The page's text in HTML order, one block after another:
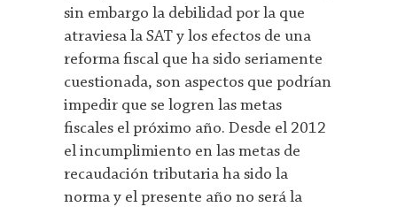
sin embargo la debilidad por la que
atraviesa la SAT y los efectos de una
reforma fiscal que ha sido seriamente
cuestionada, son aspectos que podrían
impedir que se logren las metas
fiscales el próximo año. Desde el 2012
el incumplimiento en las metas de
recaudación tributaria ha sido la
norma y el presente año no será la